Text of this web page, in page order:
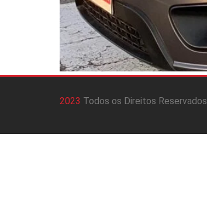
2023 Todos os Direitos Reservados